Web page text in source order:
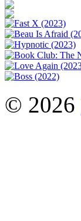
© 2026